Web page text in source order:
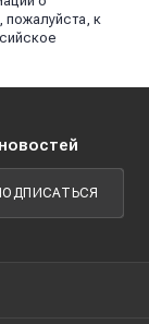
пожалуйста, к